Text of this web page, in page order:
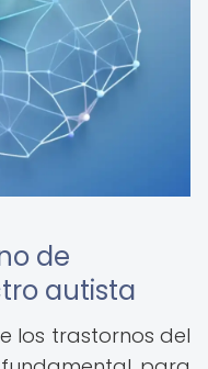
de
autista
los trastornos del